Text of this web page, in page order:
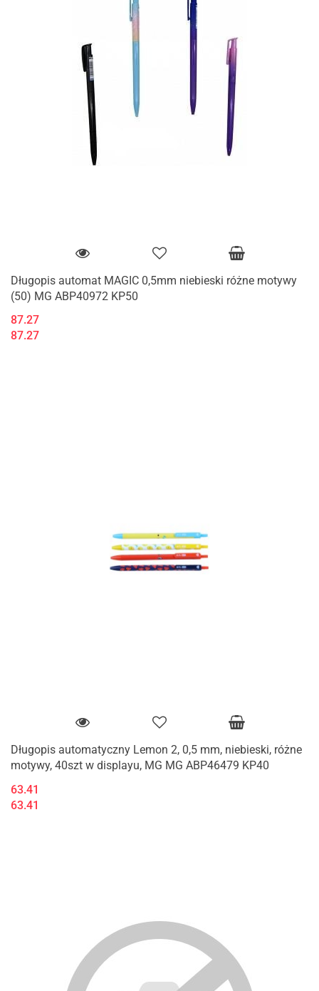
Długopis automat MAGIC 0,5mm niebieski różne motywy
(50) MG ABP40972 KP50
87.27
87.27
Długopis automatyczny Lemon 2, 0,5 mm, niebieski, różne
motywy, 40szt w displayu, MG MG ABP46479 KP40
63.41
63.41